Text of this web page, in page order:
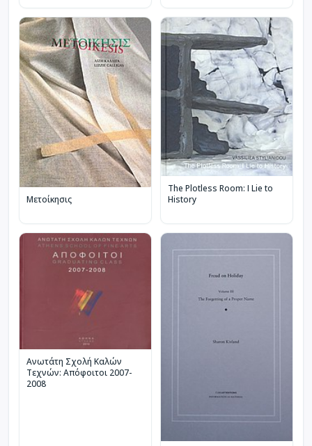
Μετοίκησις
The Plotless Room: I Lie to
History
Ανωτάτη Σχολή Καλών
Τεχνών: Απόφοιτοι 2007-
2008